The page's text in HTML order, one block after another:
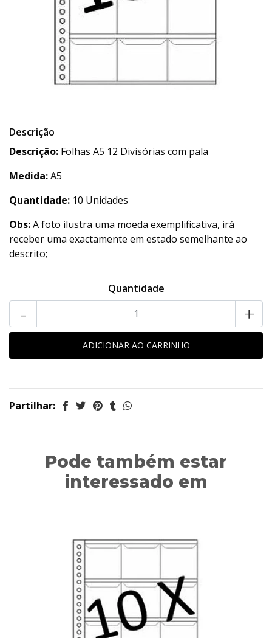
Descrição
Descrição: Folhas A5 12 Divisórias com pala
Medida:A5
Quantidade: 10 Unidades
Obs:A foto ilustra uma moeda exemplificativa, irá
receber uma exactamente em estado semelhante ao
descrito;
Quantidade
- +
Partilhar:
Pode também estar
interessado em